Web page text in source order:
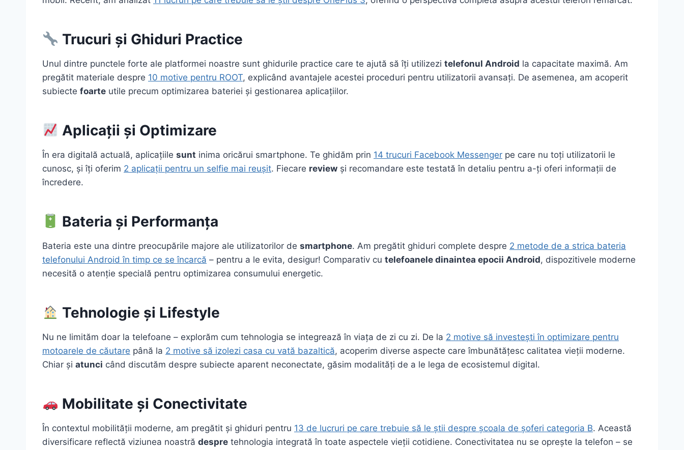
Trucuri și Ghiduri Practice
Unul dintre punctele forte ale platformei noastre sunt ghidurile practice care te ajută să îți utilizezi telefonul Android la capacitate maximă. Am
pregătit materiale despre 10 motive pentru ROOT, explicând avantajele acestei proceduri pentru utilizatorii avansați. De asemenea, am acoperit
subiecte foarte utile precum optimizarea bateriei și gestionarea aplicațiilor.
Aplicații și Optimizare
În era digitală actuală, aplicațiile sunt inima oricărui smartphone. Te ghidăm prin 14 trucuri Facebook Messenger pe care nu toți utilizatorii le
cunosc, și îți oferim 2 aplicații pentru un selfie mai reușit. Fiecare review și recomandare este testată în detaliu pentru a-ți oferi informații de
încredere.
Bateria și Performanța
Bateria este una dintre preocupările majore ale utilizatorilor de smartphone. Am pregătit ghiduri complete despre 2 metode de a strica bateria
telefonului Android în timp ce se încarcă – pentru a le evita, desigur! Comparativ cu telefoanele dinaintea epocii Android, dispozitivele moderne
necesită o atenție specială pentru optimizarea consumului energetic.
Tehnologie și Lifestyle
Nu ne limităm doar la telefoane – explorăm cum tehnologia se integrează în viața de zi cu zi. De la 2 motive să investești în optimizare pentru
motoarele de căutare până la 2 motive să izolezi casa cu vată bazaltică, acoperim diverse aspecte care îmbunătățesc calitatea vieții moderne.
Chiar și atunci când discutăm despre subiecte aparent neconectate, găsim modalități de a le lega de ecosistemul digital.
Mobilitate și Conectivitate
În contextul mobilității moderne, am pregătit și ghiduri pentru 13 de lucruri pe care trebuie să le știi despre școala de șoferi categoria B. Această
diversificare reflectă viziunea noastră despre tehnologia integrată în toate aspectele vieții cotidiene. Conectivitatea nu se oprește la telefon – se